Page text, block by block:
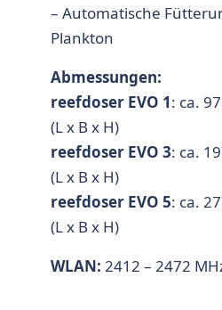
– Automatische
Plankton
Abmessungen:
reefdoser EVO 1: ca.
(L x B x H)
reefdoser EVO 3: ca.
(L x B x H)
reefdoser EVO 5: ca.
(L x B x H)
WLAN: 2412 – 2472